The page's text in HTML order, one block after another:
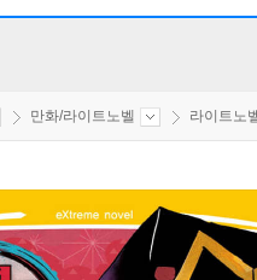
만화/라이트노벨 라이트노